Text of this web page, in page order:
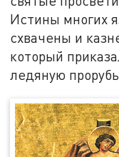
Истины многих
схвачены и
который
ледяную